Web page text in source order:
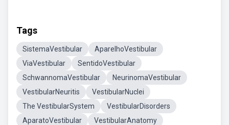
Tags
SistemaVestibular
AparelhoVestibular
ViaVestibular
SentidoVestibular
SchwannomaVestibular
NeurinomaVestibular
VestibularNeuritis
VestibularNuclei
The VestibularSystem
VestibularDisorders
AparatoVestibular
VestibularAnatomy